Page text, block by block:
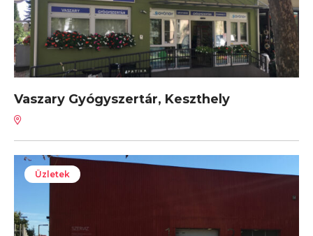
Vaszary Gyógyszertár, Keszthely
Üzletek